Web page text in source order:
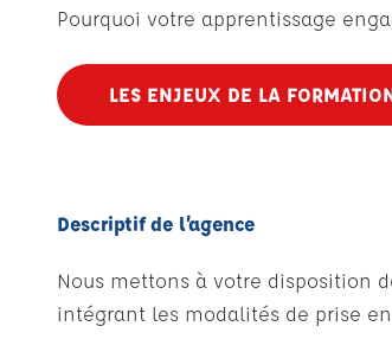
Pourquoi votre apprentissage
LES ENJEUX DE LA
Descriptif de l’agence
Nous mettons à votre disposition
intégrant les modalités de prise